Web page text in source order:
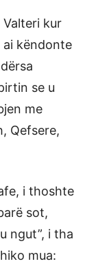
kur
këndonte
se u
me
Qefsere,
i thoshte
sot,
ngut”, i tha
mua: